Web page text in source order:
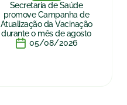
Secretaria de Saúde
promove Campanha de
Atualização da Vacinação
durante o mês de agosto
05/08/2026